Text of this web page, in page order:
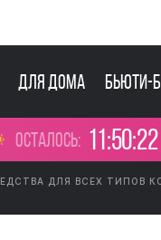
Для дома Бьюти-
осталось: 11:50:21
ДЛЯ ВСЕХ ТИПОВ